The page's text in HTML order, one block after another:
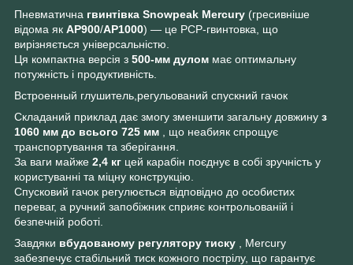
Пневматична гвинтівка Snowpeak Mercury (гресивніше
відома як AP900/AP1000) — це PCP-гвинтовка, що
вирізняється універсальністю.
Ця компактна версія з 500-мм дулом має оптимальну
потужність і продуктивність.
Встроенный глушитель,регульований спускний гачок
Складаний приклад дає змогу зменшити загальну довжину з
1060 мм до всього 725 мм , що неабияк спрощує
транспортування та зберігання.
За ваги майже 2,4 кг цей карабін поєднує в собі зручність у
користуванні та міцну конструкцію.
Спусковий гачок регулюється відповідно до особистих
переваг, а ручний запобіжник сприяє контрольованій і
безпечній роботі.
Завдяки вбудованому регулятору тиску , Mercury
забезпечує стабільний тиск кожного пострілу, що гарантує